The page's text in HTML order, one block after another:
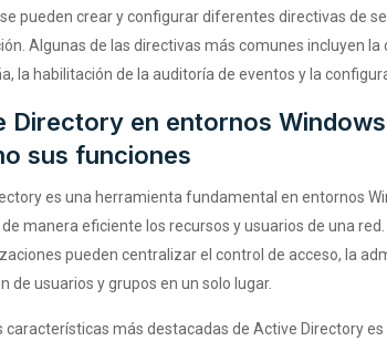
pueden crear y configurar diferentes directivas de
Algunas de las directivas más comunes incluyen
la habilitación de la auditoría de eventos y la
Directory en entornos
sus funciones
es una herramienta fundamental en entornos
manera eficiente los recursos y usuarios de una
pueden centralizar el control de acceso, la
de usuarios y grupos en un solo lugar.
características más destacadas de Active Directory es